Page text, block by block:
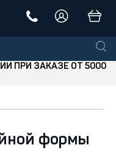
ПРИ ЗАКАЗЕ ОТ 5000
формы